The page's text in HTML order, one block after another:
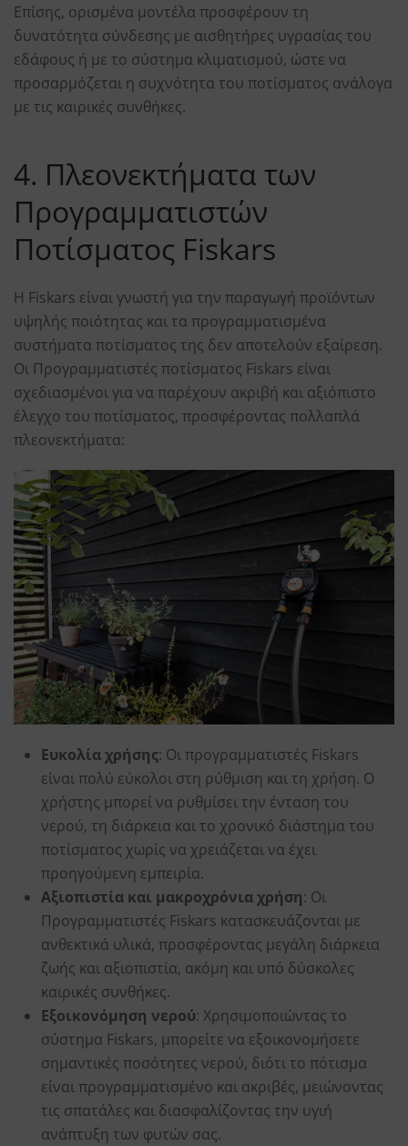
Επίσης, ορισμένα μοντέλα προσφέρουν τη
δυνατότητα σύνδεσης με αισθητήρες υγρασίας του
εδάφους ή με το σύστημα κλιματισμού, ώστε να
προσαρμόζεται η συχνότητα του ποτίσματος ανάλογα
με τις καιρικές συνθήκες.
4. Πλεονεκτήματα των
Προγραμματιστών
Ποτίσματος Fiskars
Η Fiskars είναι γνωστή για την παραγωγή προϊόντων
υψηλής ποιότητας και τα προγραμματισμένα
συστήματα ποτίσματος της δεν αποτελούν εξαίρεση.
Οι Προγραμματιστές ποτίσματος Fiskars είναι
σχεδιασμένοι για να παρέχουν ακριβή και αξιόπιστο
έλεγχο του ποτίσματος, προσφέροντας πολλαπλά
πλεονεκτήματα:
Ευκολία χρήσης: Οι προγραμματιστές Fiskars
είναι πολύ εύκολοι στη ρύθμιση και τη χρήση. Ο
χρήστης μπορεί να ρυθμίσει την ένταση του
νερού, τη διάρκεια και το χρονικό διάστημα του
ποτίσματος χωρίς να χρειάζεται να έχει
προηγούμενη εμπειρία.
Αξιοπιστία και μακροχρόνια χρήση: Οι
Προγραμματιστές Fiskars κατασκευάζονται με
ανθεκτικά υλικά, προσφέροντας μεγάλη διάρκεια
ζωής και αξιοπιστία, ακόμη και υπό δύσκολες
καιρικές συνθήκες.
Εξοικονόμηση νερού: Χρησιμοποιώντας το
σύστημα Fiskars, μπορείτε να εξοικονομήσετε
σημαντικές ποσότητες νερού, διότι το πότισμα
είναι προγραμματισμένο και ακριβές, μειώνοντας
τις σπατάλες και διασφαλίζοντας την υγιή
ανάπτυξη των φυτών σας.